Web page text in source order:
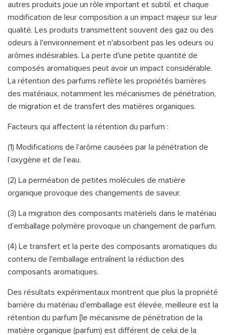
autres produits joue un rôle important et subtil, et chaque
modification de leur composition a un impact majeur sur leur
qualité. Les produits transmettent souvent des gaz ou des
odeurs à l'environnement et n'absorbent pas les odeurs ou
arômes indésirables. La perte d'une petite quantité de
composés aromatiques peut avoir un impact considérable.
La rétention des parfums reflète les propriétés barrières
des matériaux, notamment les mécanismes de pénétration,
de migration et de transfert des matières organiques.
Facteurs qui affectent la rétention du parfum :
(1) Modifications de l’arôme causées par la pénétration de
l’oxygène et de l’eau.
(2) La perméation de petites molécules de matière
organique provoque des changements de saveur.
(3) La migration des composants matériels dans le matériau
d’emballage polymère provoque un changement de parfum.
(4) Le transfert et la perte des composants aromatiques du
contenu de l'emballage entraînent la réduction des
composants aromatiques.
Des résultats expérimentaux montrent que plus la propriété
barrière du matériau d'emballage est élevée, meilleure est la
rétention du parfum [le mécanisme de pénétration de la
matière organique (parfum) est différent de celui de la